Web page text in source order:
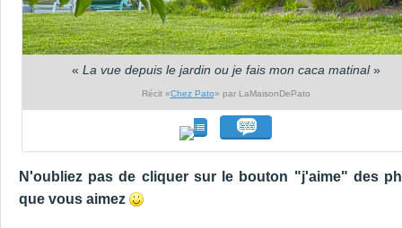
« La vue depuis le jardin ou je fais mon caca matinal»
Récit «Chez Pato» par LaMaisonDePato
N'oubliez pas de cliquer sur le bouton "j'aime" des
que vous aimez